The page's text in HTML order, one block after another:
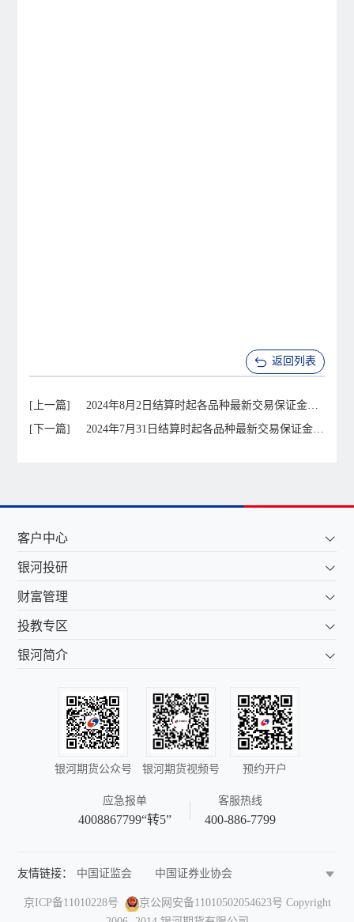
返回列表
[上一篇]
2024年8月2日结算时起各品种最新交易保证金比
例
[下一篇]
2024年7月31日结算时起各品种最新交易保证金比
客户中心
银河投研
财富管理
投教专区
银河简介
银河期货公众号 银河期货视频号 预约开户
应急报单
4008867799“转5”
客服热线
400-886-7799
友情链接： 中国证监会
中国证券业协会
上海期货交易所
郑州商品交易所
京ICP备11010228号 京公网安备11010502054623号 Copyright